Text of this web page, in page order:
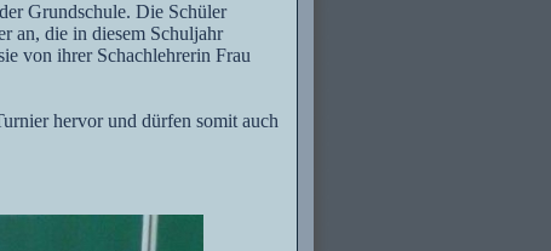
Grundschule. Die Schüler
an, die in diesem Schuljahr
von ihrer Schachlehrerin Frau
hervor und dürfen somit auch